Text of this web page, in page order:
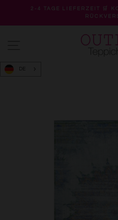
Inhalt
2-4 TAGE LIEFERZEIT 🛒